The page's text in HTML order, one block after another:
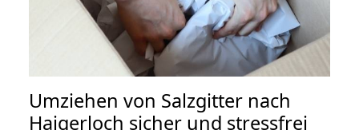
Umziehen von Salzgitter nach
Haigerloch sicher und stressfrei